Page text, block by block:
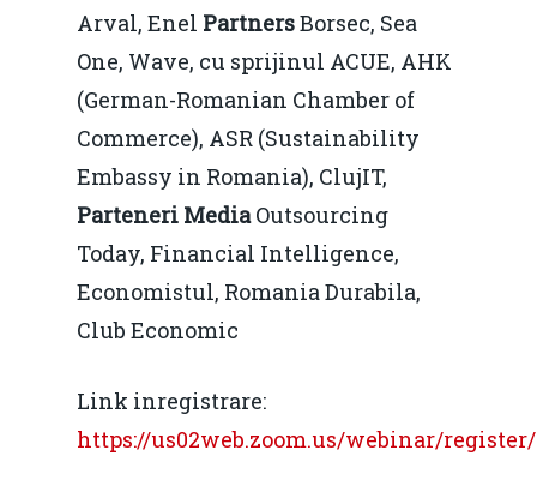
Arval, Enel PartnersBorsec, Sea
One, Wave, cu sprijinul ACUE, AHK
(German-Romanian Chamber of
Commerce), ASR (Sustainability
Embassy in Romania), ClujIT,
Parteneri MediaOutsourcing
Today, Financial Intelligence,
Economistul, Romania Durabila,
Club Economic
Link inregistrare:
https://us02web.zoom.us/webinar/